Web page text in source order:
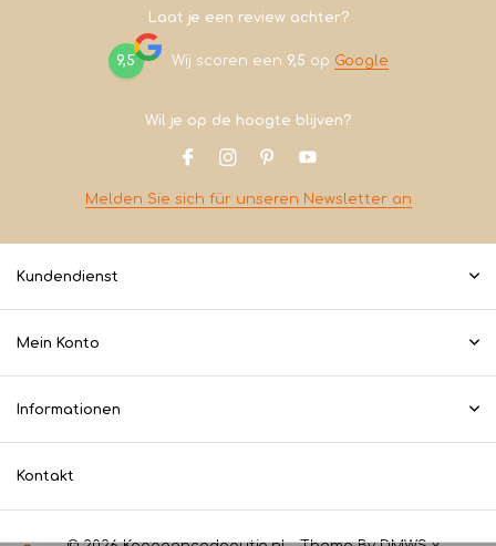
Laat je een review achter?
9,5 Wij scoren een 9,5 op Google
Wil je op de hoogte blijven?
Melden Sie sich für unseren Newsletter an
Kundendienst
Mein Konto
Informationen
Kontakt